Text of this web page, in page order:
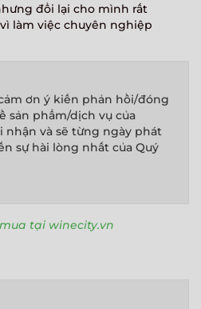
đổi lại cho mình rất
làm việc chuyên nghiệp
ơn ý kiến phản hồi/đóng
sản phẩm/dịch vụ của
và sẽ từng ngày phát
sự hài lòng nhất của Quý
tại winecity.vn